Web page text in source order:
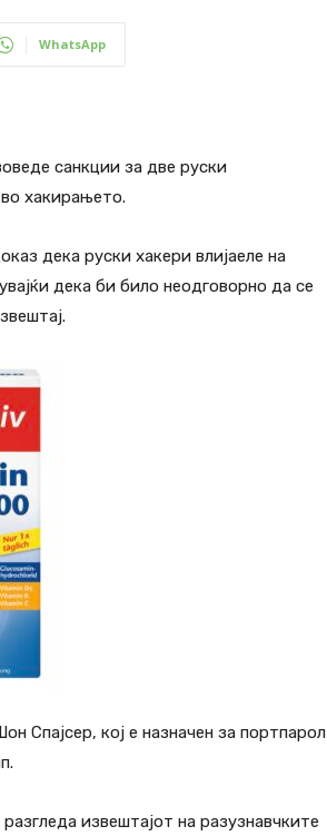
WhatsApp
санкции за две руски
хакирањето.
дека руски хакери влијаеле на
дека би било неодговорно да се
Спајсер, кој е назначен за портпарол
извештајот на разузнавчките